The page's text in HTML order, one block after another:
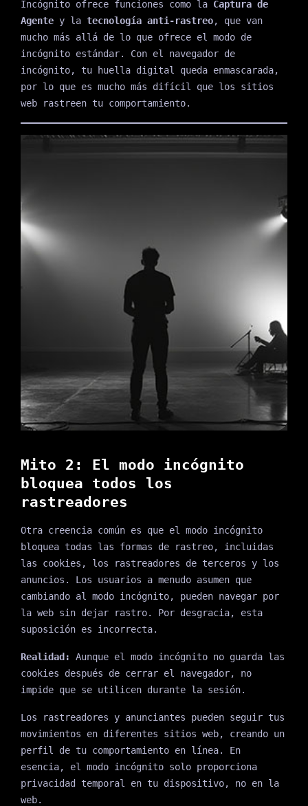
Incógnito ofrece funciones como la Captura de
Agentey la tecnología anti-rastreo, que van
mucho más allá de lo que ofrece el modo de
incógnito estándar. Con el navegador de
incógnito, tu huella digital queda enmascarada,
por lo que es mucho más difícil que los sitios
web rastreen tu comportamiento.
Mito 2: El modo incógnito
bloquea todos los
rastreadores
Otra creencia común es que el modo incógnito
bloquea todas las formas de rastreo, incluidas
las cookies, los rastreadores de terceros y los
anuncios. Los usuarios a menudo asumen que
cambiando al modo incógnito, pueden navegar por
la web sin dejar rastro. Por desgracia, esta
suposición es incorrecta.
Realidad: Aunque el modo incógnito no guarda las
cookies después de cerrar el navegador, no
impide que se utilicen durante la sesión.
Los rastreadores y anunciantes pueden seguir tus
movimientos en diferentes sitios web, creando un
perfil de tu comportamiento en línea. En
esencia, el modo incógnito solo proporciona
privacidad temporal en tu dispositivo, no en la
web.